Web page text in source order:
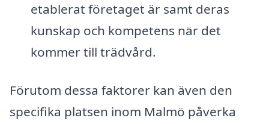
etablerat företaget är samt deras
kunskap och kompetens när det
kommer till trädvård.
Förutom dessa faktorer kan även den
specifika platsen inom Malmö påverka